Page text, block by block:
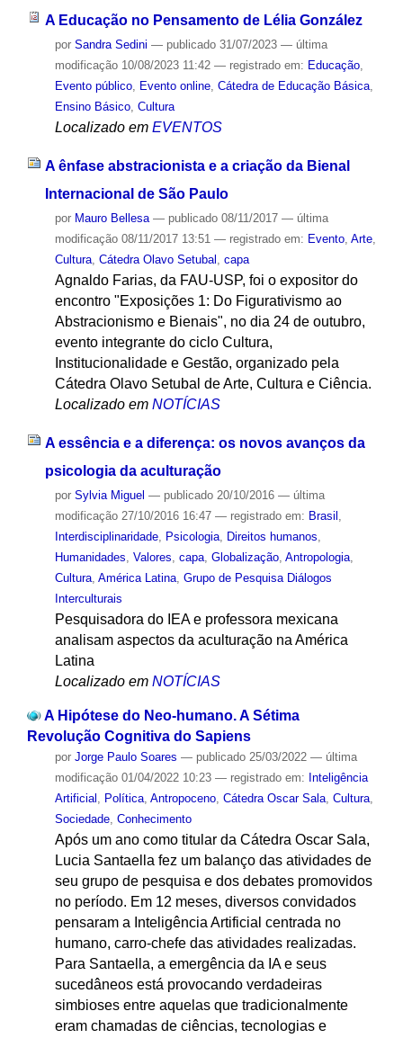
A Educação no Pensamento de Lélia González
por Sandra Sedini — publicado31/07/2023 — última
modificação10/08/2023 11:42 — registrado em: Educação,
Evento público, Evento online, Cátedra de Educação Básica,
Ensino Básico, Cultura
Localizado em EVENTOS
A ênfase abstracionista e a criação da Bienal
Internacional de São Paulo
por Mauro Bellesa — publicado08/11/2017 — última
modificação08/11/2017 13:51 — registrado em: Evento, Arte,
Cultura, Cátedra Olavo Setubal , capa
Agnaldo Farias, da FAU-USP, foi o expositor do
encontro "Exposições 1: Do Figurativismo ao
Abstracionismo e Bienais", no dia 24 de outubro,
evento integrante do ciclo Cultura,
Institucionalidade e Gestão, organizado pela
Cátedra Olavo Setubal de Arte, Cultura e Ciência.
Localizado em NOTÍCIAS
A essência e a diferença: os novos avanços da
psicologia da aculturação
por Sylvia Miguel — publicado20/10/2016 — última
modificação27/10/2016 16:47 — registrado em: Brasil
Interdisciplinaridade, Psicologia, Direitos humanos
Humanidades Valores capa, Globalização, Antropologia,
Cultura, América Latina, Grupo de Pesquisa Diálogos
Interculturais
Pesquisadora do IEA e professora mexicana
analisam aspectos da aculturação na América
Latina
Localizado em NOTÍCIAS
A Hipótese do Neo-humano. A Sétima
Revolução Cognitiva do Sapiens
por Jorge Paulo Soares — publicado25/03/2022 — última
modificação01/04/2022 10:23 — registrado em: Inteligência
Artificial , Política, Antropoceno, Cátedra Oscar Sala, Cultura,
Sociedade, Conhecimento
Após um ano como titular da Cátedra Oscar Sala,
Lucia Santaella fez um balanço das atividades de
seu grupo de pesquisa e dos debates promovidos
no período. Em 12 meses, diversos convidados
pensaram a Inteligência Artificial centrada no
humano, carro-chefe das atividades realizadas.
Para Santaella, a emergência da IA e seus
sucedâneos está provocando verdadeiras
simbioses entre aquelas que tradicionalmente
eram chamadas de ciências, tecnologias e